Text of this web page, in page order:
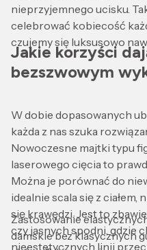
nieprzyjemnego ucisku.
celebrować kobiecość
czujemy się luksusowo
Jakie korzyści
bezszwowym
W dobie dopasowanych
każda z nas szuka
Nowoczesne majtki typu
laserowego cięcia to
Można je porównać do
idealnie scala się z
się krawędzi. Jest to
czy jasnych spodni, gdzie
nieestetycznych linii
Zastosowanie
damskie bez klasycznych